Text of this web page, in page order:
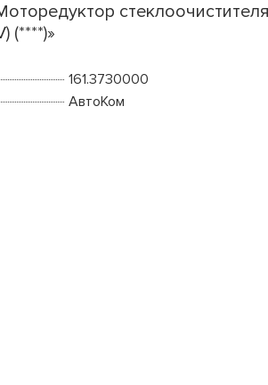
стеклоочистителя
(****)»
161.3730000
АвтоКом